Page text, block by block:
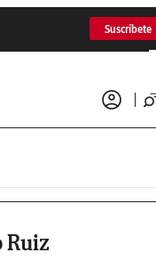
Suscríbete
Ruiz